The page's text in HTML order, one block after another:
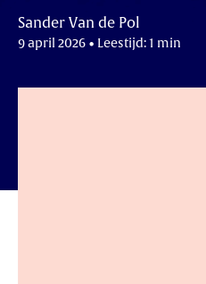
Sander Van de Pol
9 april 2026 • Leestijd: 1 min